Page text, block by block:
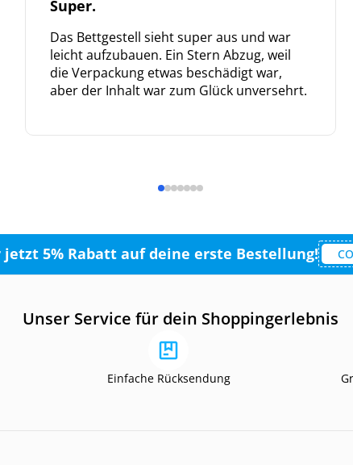
Super.
Das Bettgestell sieht super aus und war
leicht aufzubauen. Ein Stern Abzug, weil
die Verpackung etwas beschädigt war,
aber der Inhalt war zum Glück unversehrt.
jetzt 5% Rabatt auf deine erste Bestellung!
Unser Service für dein Shoppingerlebnis
Einfache Rücksendung